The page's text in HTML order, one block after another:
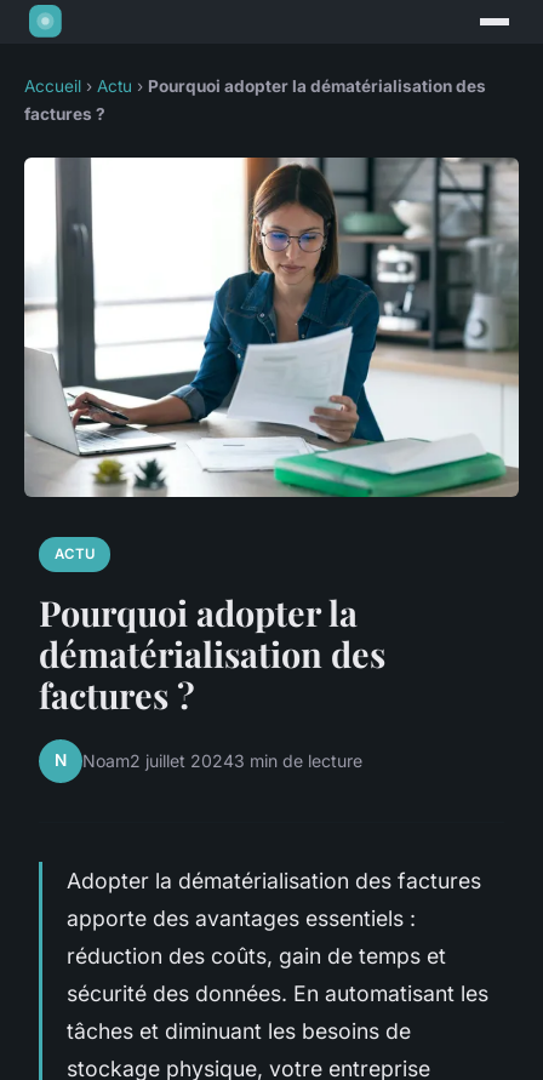
Accueil › Actu › Pourquoi adopter la dématérialisation des
factures ?
ACTU
Pourquoi adopter la
dématérialisation des
factures ?
N Noam2 juillet 20243 min de lecture
Adopter la dématérialisation des factures
apporte des avantages essentiels :
réduction des coûts, gain de temps et
sécurité des données. En automatisant les
tâches et diminuant les besoins de
stockage physique, votre entreprise